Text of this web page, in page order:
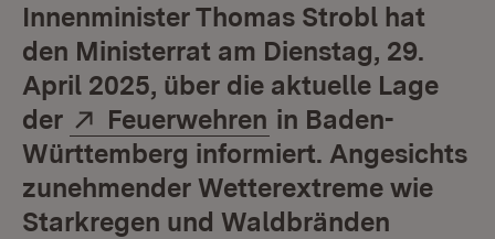
Innenminister Thomas Strobl hat
den Ministerrat am Dienstag, 29.
April 2025, über die aktuelle Lage
der
Extern:
Feuerwehren (Öffnet in neuem
in Baden-
Württemberg informiert. Angesichts
zunehmender Wetterextreme wie
Starkregen und Waldbränden